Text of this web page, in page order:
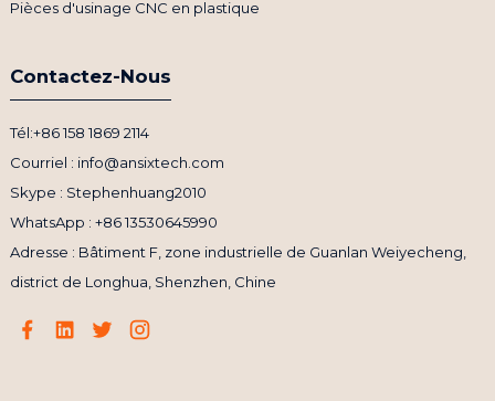
Pièces d'usinage CNC en plastique
Contactez-Nous
Tél:+86 158 1869 2114
Courriel : info@ansixtech.com
Skype : Stephenhuang2010
WhatsApp : +86 13530645990
Adresse : Bâtiment F, zone industrielle de Guanlan Weiyecheng,
district de Longhua, Shenzhen, Chine